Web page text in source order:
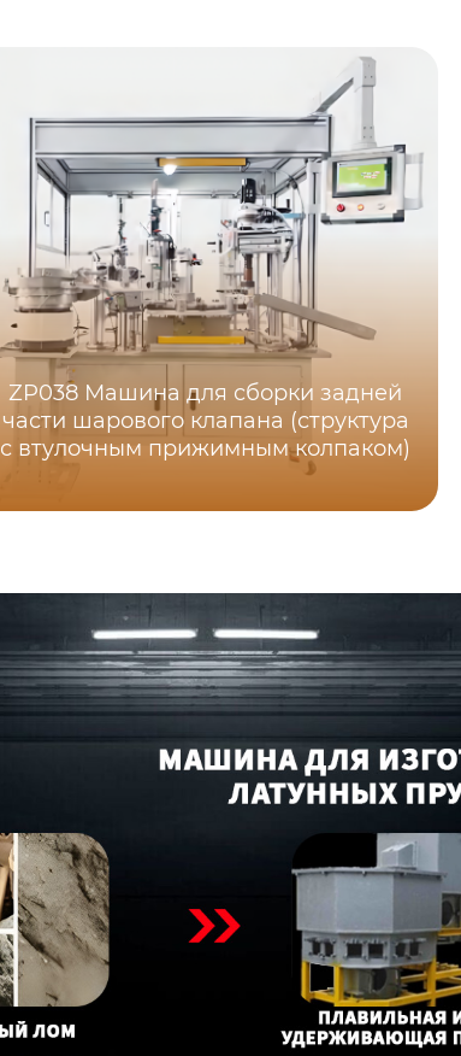
ZP038 Машина для сборки задней
части шарового клапана (структура
с втулочным прижимным колпаком)